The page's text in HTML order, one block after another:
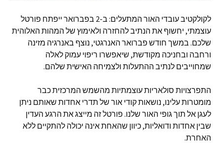
לקולקטיב עובדי האור המתעלים: ב-2
בפברואר ייפתח פורטל
עוצמתי, יחשוף את הנתיב להחזרה ולאימוץ של המהות האלוהית
שלכם. במשך חודש פברואר האנרגטי, נוצף באנרגיה מזינה
ורחבה ובחניכה מקודשת, שיאפשרו ריפוי עמוק לאלה
שמחוייבים לנתיב ההתעלות ולצמיחה האישית שלהם.
התפרצויות סולאריות עוצמתיות מהשמש המרכזית כבר
מומטרות עלינו, נושאות קודי אור של תדרי אחדות שאותם ניתן
לעגן אל תוך גופי האור שלנו. פורטל זה מייצג את הרגע העדין
שבין אחדות ודואליות,כיוון שהאחת אינה יכולה להתקיים ללא
האחרת.